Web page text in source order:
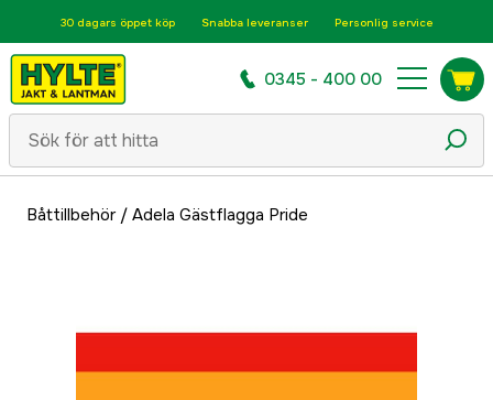
30 dagars öppet köp Snabba leveranser Personlig service
0345 - 400 00
Båttillbehör/ Adela Gästflagga Pride